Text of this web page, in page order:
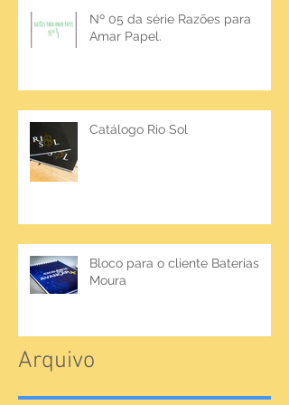
Nº 05 da série Razões para
Amar Papel.
Catálogo Rio Sol
Bloco para o cliente Baterias
Moura
Arquivo